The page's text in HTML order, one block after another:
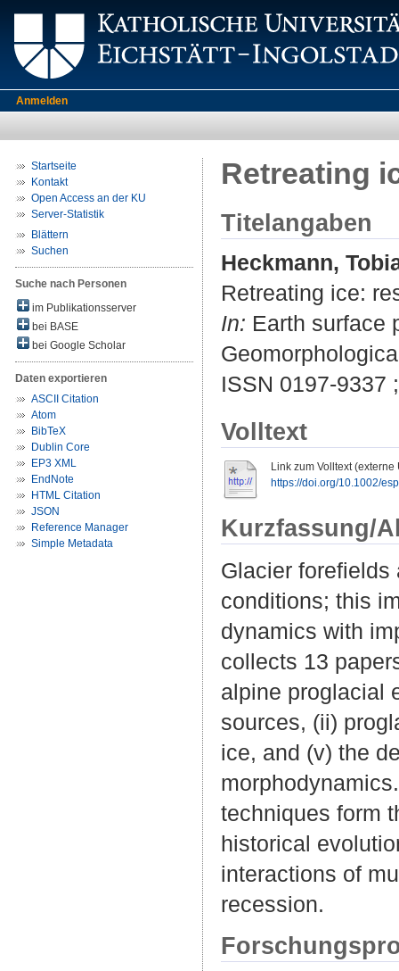
Anmelden
Startseite
Kontakt
Open Access an der KU
Server-Statistik
Blättern
Suchen
Suche nach Personen
im Publikationsserver
bei BASE
bei Google Scholar
Daten exportieren
ASCII Citation
Atom
BibTeX
Dublin Core
EP3 XML
EndNote
HTML Citation
JSON
Reference Manager
Simple Metadata
Retreating
Titelangaben
Heckmann,
Retreating ice:
In: Earth surface
ISSN 0197-9337
Volltext
Link zum Volltext (externe
https://doi.org/10.1002/
Kurzfassung/
Glacier
conditions; this
dynamics with
collects 13
alpine proglacial
sources, (ii)
ice, and (v) the
techniques form
historical
interactions of
recession.